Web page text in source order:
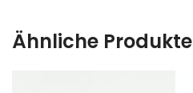
Ähnliche Produkte